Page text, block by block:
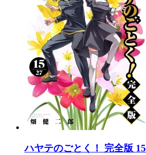
ハヤテのごとく！ 完全版 15